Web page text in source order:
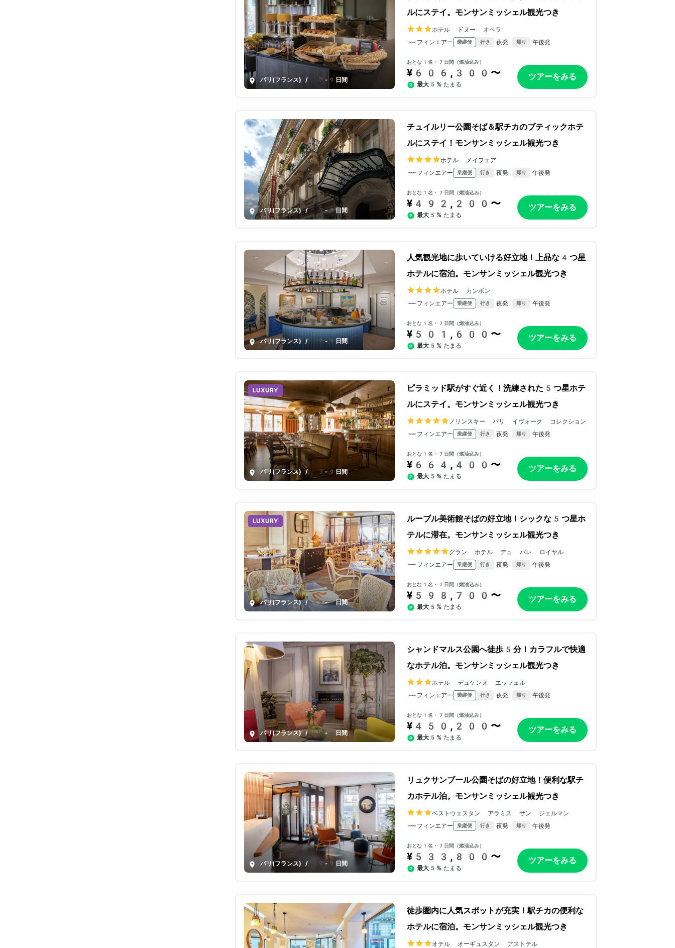
パリ(フランス) / 7-9日間
ルにステイ。モンサンミッシェル観光つき
ホテル ドヌー オペラ
フィンエアー
乗継便 行き 夜発 帰り 午後発
おとな1名・7日間（燃油込み）
¥606,300〜
最大5% たまる
ツアーをみる
パリ(フランス) / 7-9日間
チュイルリー公園そば＆駅チカのブティックホテ
ルにステイ！モンサンミッシェル観光つき
ホテル メイフェア
フィンエアー
乗継便 行き 夜発 帰り 午後発
おとな1名・7日間（燃油込み）
¥492,200〜
最大5% たまる
ツアーをみる
パリ(フランス) / 7-9日間
人気観光地に歩いていける好立地！上品な4つ星
ホテルに宿泊。モンサンミッシェル観光つき
ホテル カンボン
フィンエアー
乗継便 行き 夜発 帰り 午後発
おとな1名・7日間（燃油込み）
¥501,600〜
最大5% たまる
ツアーをみる
LUXURY
パリ(フランス) / 7-9日間
ピラミッド駅がすぐ近く！洗練された5つ星ホテ
ルにステイ。モンサンミッシェル観光つき
ノリンスキー パリ イヴォーク コレクション
フィンエアー
乗継便 行き 夜発 帰り 午後発
おとな1名・7日間（燃油込み）
¥664,400〜
最大5% たまる
ツアーをみる
LUXURY
パリ(フランス) / 7-9日間
ルーブル美術館そばの好立地！シックな5つ星ホ
テルに滞在。モンサンミッシェル観光つき
グラン ホテル デュ パレ ロイヤル
フィンエアー
乗継便 行き 夜発 帰り 午後発
おとな1名・7日間（燃油込み）
¥598,700〜
最大5% たまる
ツアーをみる
パリ(フランス) / 7-9日間
シャンドマルス公園へ徒歩5分！カラフルで快適
なホテル泊。モンサンミッシェル観光つき
ホテル デュケンヌ エッフェル
フィンエアー
乗継便 行き 夜発 帰り 午後発
おとな1名・7日間（燃油込み）
¥450,200〜
最大5% たまる
ツアーをみる
パリ(フランス) / 7-9日間
リュクサンブール公園そばの好立地！便利な駅チ
カホテル泊。モンサンミッシェル観光つき
ベストウェスタン アラミス サン ジェルマン
フィンエアー
乗継便 行き 夜発 帰り 午後発
おとな1名・7日間（燃油込み）
¥533,800〜
最大5% たまる
ツアーをみる
徒歩圏内に人気スポットが充実！駅チカの便利な
ホテルに宿泊。モンサンミッシェル観光つき
オテル オーギュスタン アストテル